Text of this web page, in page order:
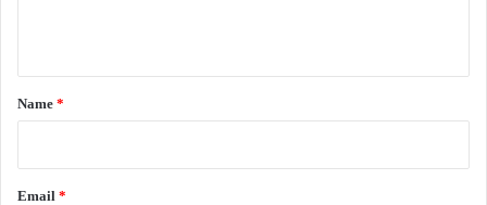
*
Name *
Email *